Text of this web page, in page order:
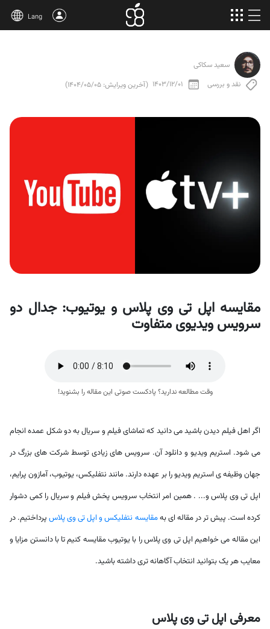
محصولات بیشتر
درباره‌ی ما
پشتیبانی
Lang
سعید سکاکی
نقد و بررسی
1403/12/01 (آخرین ویرایش: 1404/05/05)
مقایسه اپل تی وی پلاس و یوتیوب: جدال دو
سرویس ویدیوی متفاوت
وقت مطالعه ندارید؟ پادکست صوتی این مقاله را بشنوید!
اگر اهل فیلم دیدن باشید می دانید که تماشای فیلم و سریال به دو شکل عمده انجام
می شود. استریم ویدیو و دانلود آن. سرویس های زیادی توسط شرکت های بزرگ در
جهان وظیفه ی استریم ویدیو را بر عهده دارند. مانند نتفلیکس، یوتیوب، آمازون پرایم،
اپل تی وی پلاس و... . همین امر انتخاب سرویس پخش فیلم و سریال را کمی دشوار
کرده است. پیش تر در مقاله ای بهمقایسه نتفلیکس و اپل تی وی پلاسپرداختیم. در
این مقاله می خواهیم اپل تی وی پلاس را با یوتیوب مقایسه کنیم تا با دانستن مزایا و
معایب هر یک بتوانید انتخاب آگاهانه تری داشته باشید.
معرفی اپل تی وی پلاس